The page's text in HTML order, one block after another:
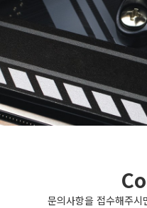
문의사항을 접수해주